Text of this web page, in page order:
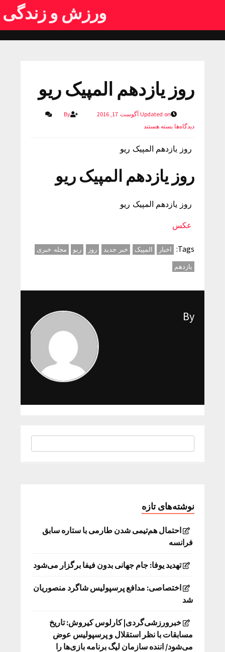
ورزش و زندگی
روز یازدهم المپیک ریو‎
Updated on آگوست 17, 2016
By
دیدگاه‌هابسته هستند
روز یازدهم المپیک ریو‎
روز یازدهم المپیک ریو‎
روز یازدهم المپیک ریو‎
عکس
Tags: اخبار المپیک خبر جدید روز ریو
مجله خبری
یازدهم
By
نوشته‌های تازه
احتمال هم‌تیمی شدن طارمی با ستاره سابق
فرانسه
تهدید یوفا: جام جهانی بدون فیفا برگزار می‌شود
اختصاصی: مدافع پرسپولیس شاگرد منصوریان
شد
خبرورزشی‌گردی| کارلوس کیروش: تاریخ
مسابقات با نظر استقلال و پرسپولیس عوض
می‌شود/ اننده سازمان لیگ برنامه بازی‌ها را